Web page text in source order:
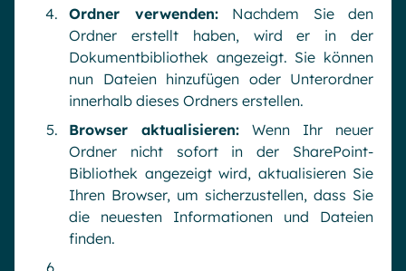
Ordner verwenden:Nachdem Sie den
Ordner erstellt haben, wird er in der
Dokumentbibliothek angezeigt. Sie können
nun Dateien hinzufügen oder Unterordner
innerhalb dieses Ordners erstellen.
Browser aktualisieren: Wenn Ihr neuer
Ordner nicht sofort in der SharePoint-
Bibliothek angezeigt wird, aktualisieren Sie
Ihren Browser, um sicherzustellen, dass Sie
die neuesten Informationen und Dateien
finden.